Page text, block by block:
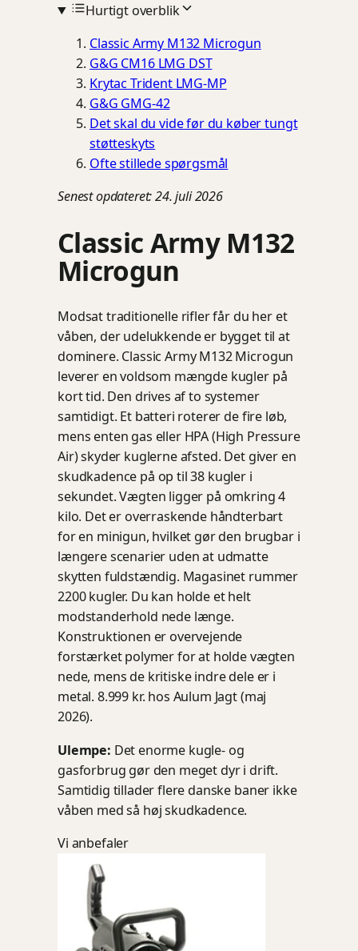
Hurtigt overblik
Classic Army M132 Microgun
G&G CM16 LMG DST
Krytac Trident LMG-MP
G&G GMG-42
Det skal du vide før du køber tungt
støtteskyts
Ofte stillede spørgsmål
Senest opdateret: 24. juli 2026
Classic Army M132
Microgun
Modsat traditionelle rifler får du her et
våben, der udelukkende er bygget til at
dominere. Classic Army M132 Microgun
leverer en voldsom mængde kugler på
kort tid. Den drives af to systemer
samtidigt. Et batteri roterer de fire løb,
mens enten gas eller HPA (High Pressure
Air) skyder kuglerne afsted. Det giver en
skudkadence på op til 38 kugler i
sekundet. Vægten ligger på omkring 4
kilo. Det er overraskende håndterbart
for en minigun, hvilket gør den brugbar i
længere scenarier uden at udmatte
skytten fuldstændig. Magasinet rummer
2200 kugler. Du kan holde et helt
modstanderhold nede længe.
Konstruktionen er overvejende
forstærket polymer for at holde vægten
nede, mens de kritiske indre dele er i
metal. 8.999 kr. hos Aulum Jagt (maj
2026).
Ulempe: Det enorme kugle- og
gasforbrug gør den meget dyr i drift.
Samtidig tillader flere danske baner ikke
våben med så høj skudkadence.
Vi anbefaler